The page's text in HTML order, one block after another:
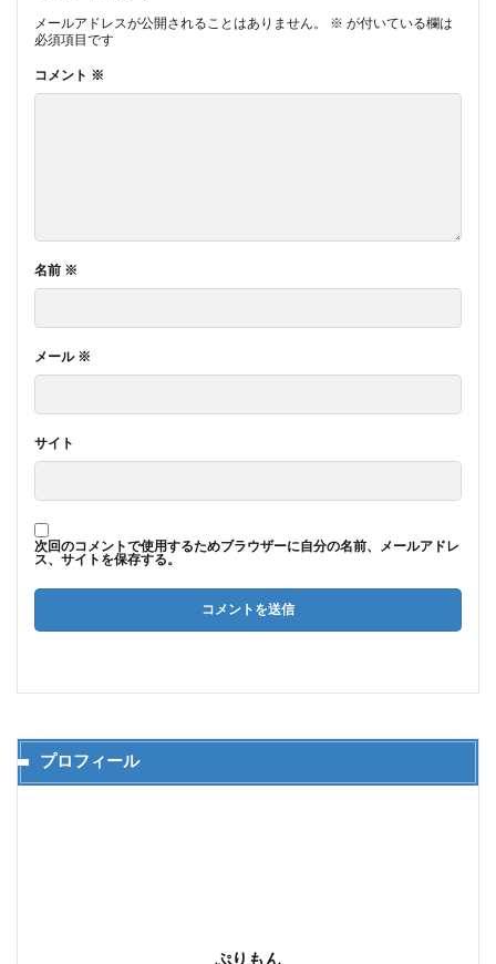
メールアドレスが公開されることはありません。 ※ が付いている欄は
必須項目です
コメント ※
名前 ※
メール ※
サイト
次回のコメントで使用するためブラウザーに自分の名前、メールアドレ
ス、サイトを保存する。
プロフィール
ぷりもん